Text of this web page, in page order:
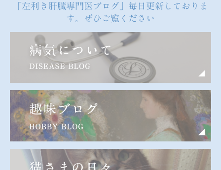
「左利き肝臓専門医ブログ」毎日更新しておりま
す。ぜひご覧ください